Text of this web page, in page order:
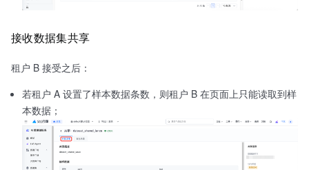
接收数据集共享
租户 B 接受之后：
若租户 A 设置了样本数据条数，则租户 B 在页面上只能读取到样
本数据；